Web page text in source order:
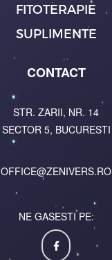
FITOTERAPIE
SUPLIMENTE
CONTACT
STR. ZARII, NR. 14
SECTOR 5, BUCURESTI
OFFICE@ZENIVERS.RO
NE GASESTI PE: